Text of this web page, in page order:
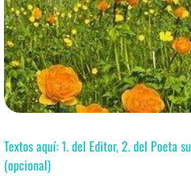
Textos aquí: 1. del Editor, 2. del Poeta
(opcional)